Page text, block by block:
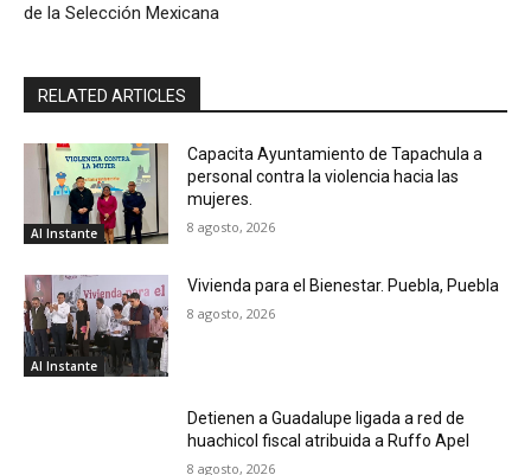
de la Selección Mexicana
RELATED ARTICLES
Al Instante
Capacita Ayuntamiento de Tapachula a
personal contra la violencia hacia las
mujeres.
8 agosto, 2026
Al Instante
Vivienda para el Bienestar. Puebla, Puebla
8 agosto, 2026
Detienen a Guadalupe ligada a red de
huachicol fiscal atribuida a Ruffo Apel
8 agosto, 2026